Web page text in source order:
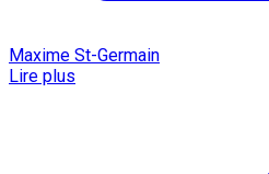
Maxime St-Germain
Lire plus